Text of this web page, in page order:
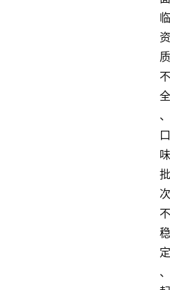
临
资
质
不
全
、
口
味
批
次
不
稳
定
、